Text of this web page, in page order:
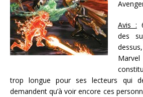
Avis :
des
trop longue pour ses lecteurs qui
demandent qu’à voir encore ces